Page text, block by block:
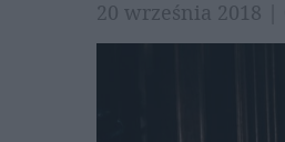
20 września 2018